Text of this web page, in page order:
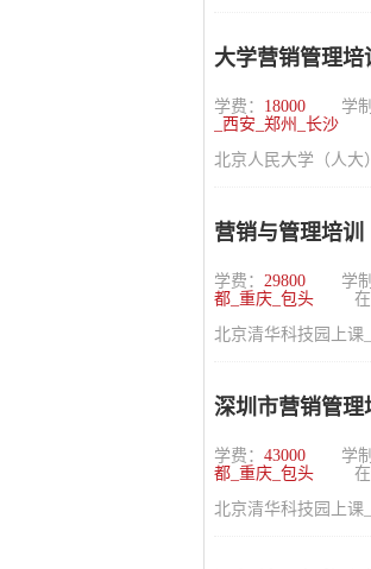
大学营销管理培
学费： 18000 学
_西安_郑州_长沙
北京人民大学（人大
营销与管理培训
学费： 29800 学
都_重庆_包头
北京清华科技园上课
深圳市营销管理
学费： 43000 学
都_重庆_包头
北京清华科技园上课